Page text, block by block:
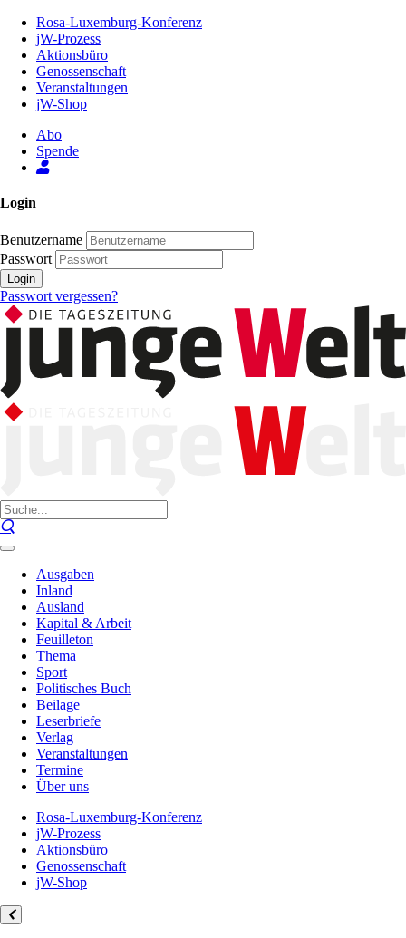
Inhalt
Seite
Rosa-Luxemburg-Konferenz
jW-Prozess
Aktionsbüro
Genossenschaft
Veranstaltungen
jW-Shop
Abo
Spende
Login
Benutzername
Passwort
Login
Passwort vergessen?
Ausgaben
Inland
Ausland
Kapital & Arbeit
Feuilleton
Thema
Sport
Politisches Buch
Beilage
Leserbriefe
Verlag
Veranstaltungen
Termine
Über uns
Rosa-Luxemburg-Konferenz
jW-Prozess
Aktionsbüro
Genossenschaft
jW-Shop